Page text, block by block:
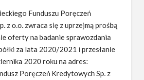
Funduszu Poręczeń
z o.o. zwraca się z uprzejmą prośbą
oferty na badanie sprawozdania
za lata 2020/2021 i przesłanie
2020 roku na adres:
Poręczeń Kredytowych Sp. z